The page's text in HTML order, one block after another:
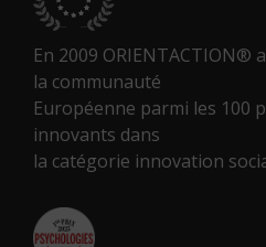
En 2009 ORIENTACTION®
la communauté
Européenne parmi les 100
innovants dans
la catégorie innovation